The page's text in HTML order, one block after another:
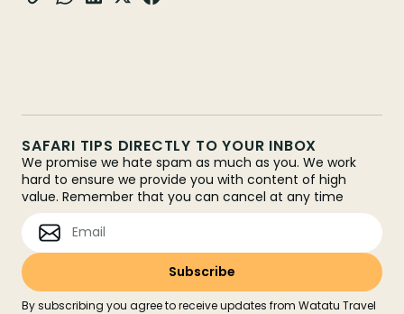
SAFARI TIPS DIRECTLY TO YOUR INBOX
We promise we hate spam as much as you. We work
hard to ensure we provide you with content of high
value. Remember that you can cancel at any time
By subscribing you agree to receive updates from Watatu Travel